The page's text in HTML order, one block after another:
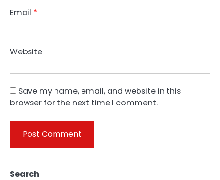
Email *
Website
Save my name, email, and website in this
browser for the next time I comment.
Search